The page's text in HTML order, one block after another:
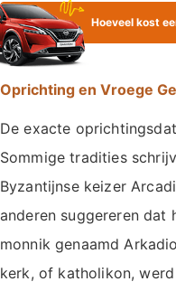
Hoeveel kost
Oprichting en Vroege
De exacte
Sommige tradities
Byzantijnse keizer
anderen suggereren
monnik genaamd
kerk, of katholikon,